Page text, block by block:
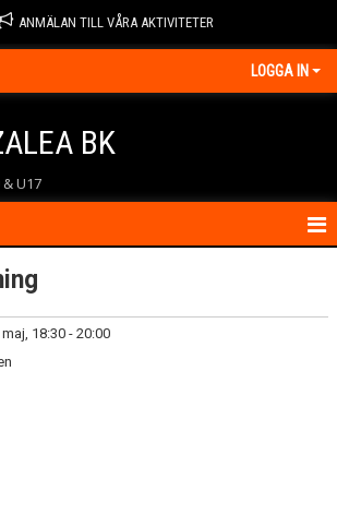
ANMÄLAN TILL VÅRA AKTIVITETER
LOGGA IN
BK
& U17
18:30 - 20:00